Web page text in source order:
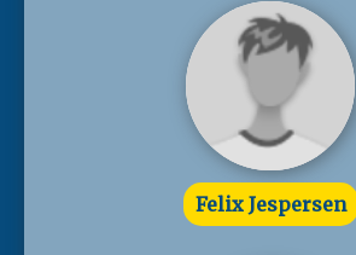
Felix Jespersen